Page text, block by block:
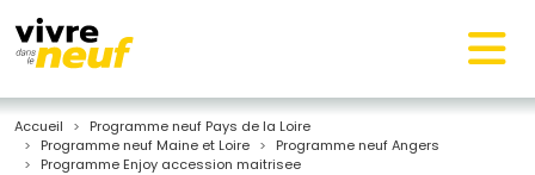
Accueil
Programme neuf Pays de la Loire
Programme neuf Maine et Loire
Programme neuf Angers
Programme Enjoy accession maitrisee